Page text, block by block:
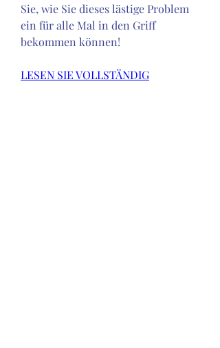
Sie, wie Sie dieses lästige Problem
ein für alle Mal in den Griff
bekommen können!
LESEN SIE VOLLSTÄNDIG